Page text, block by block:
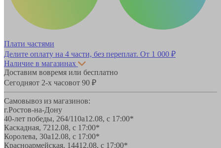
Плати частями
Делите оплату на 4 части, без переплат. От 1 000 ₽
Наличие в магазинах
Доставим вовремя или бесплатно
Сегодняот 2-х часовот 90 ₽
Самовывоз из магазинов:
г.Ростов-на-Дону
40-лет победы, 264/110а12.08, с 17:00*
Каскадная, 7212.08, с 17:00*
Королева, 30а12.08, с 17:00*
Красноармейская, 14412.08, с 17:00*